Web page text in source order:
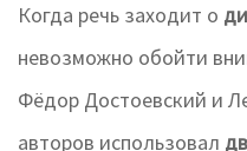
Когда речь заходит о
невозможно обойти
Фёдор Достоевский и
авторов использовал